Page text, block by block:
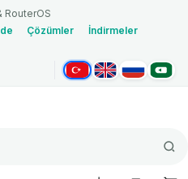
RouterOS
Çözümler
İndirmeler
TürkçeEnglishРусскийالعربية